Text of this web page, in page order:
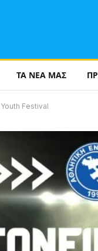
ΤΑ ΝΕΑ ΜΑΣ
Festival